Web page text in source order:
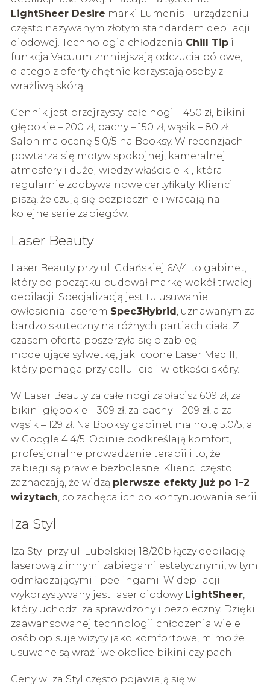
LightSheer Desire marki Lumenis – urządzeniu
często nazywanym złotym standardem depilacji
diodowej. Technologia chłodzenia Chill Tipi
funkcja Vacuum zmniejszają odczucia bólowe,
dlatego z oferty chętnie korzystają osoby z
wrażliwą skórą.
Cennik jest przejrzysty: całe nogi – 450 zł, bikini
głębokie – 200 zł, pachy – 150 zł, wąsik – 80 zł.
Salon ma ocenę 5.0/5 na Booksy. W recenzjach
powtarza się motyw spokojnej, kameralnej
atmosfery i dużej wiedzy właścicielki, która
regularnie zdobywa nowe certyfikaty. Klienci
piszą, że czują się bezpiecznie i wracają na
kolejne serie zabiegów.
Laser Beauty
Laser Beauty przy ul. Gdańskiej 6A/4 to gabinet,
który od początku budował markę wokół trwałej
depilacji. Specjalizacją jest tu usuwanie
owłosienia laserem Spec3Hybrid , uznawanym za
bardzo skuteczny na różnych partiach ciała. Z
czasem oferta poszerzyła się o zabiegi
modelujące sylwetkę, jak Icoone Laser Med II,
który pomaga przy cellulicie i wiotkości skóry.
W Laser Beauty za całe nogi zapłacisz 609 zł, za
bikini głębokie – 309 zł, za pachy – 209 zł, a za
wąsik – 129 zł. Na Booksy gabinet ma notę 5.0/5, a
w Google 4.4/5. Opinie podkreślają komfort,
profesjonalne prowadzenie terapii i to, że
zabiegi są prawie bezbolesne. Klienci często
zaznaczają, że widzą pierwsze efekty już po 1–2
wizytach, co zachęca ich do kontynuowania serii.
Iza Styl
Iza Styl przy ul. Lubelskiej 18/20b łączy depilację
laserową z innymi zabiegami estetycznymi, w tym
odmładzającymi i peelingami. W depilacji
wykorzystywany jest laser diodowy LightSheer,
który uchodzi za sprawdzony i bezpieczny. Dzięki
zaawansowanej technologii chłodzenia wiele
osób opisuje wizyty jako komfortowe, mimo że
usuwane są wrażliwe okolice bikini czy pach.
Ceny w Iza Styl często pojawiają się w